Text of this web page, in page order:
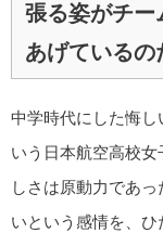
張る姿がチー
あげているの
中学時代にした悔し
いう日本航空高校
しさは原動力であ
いという感情を、